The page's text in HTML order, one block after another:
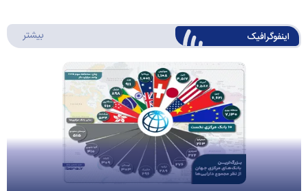
اینفوگرافیک بیشتر